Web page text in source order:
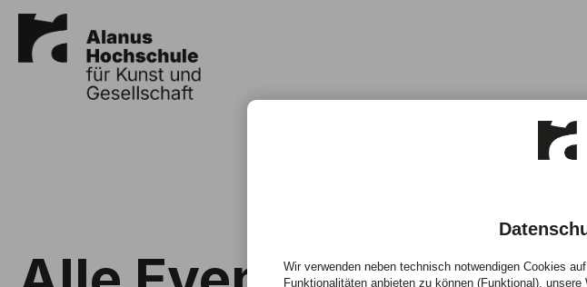
Wir verwenden neben technisch notwendigen Cookies
Funktionalitäten anbieten zu können (Funktional),